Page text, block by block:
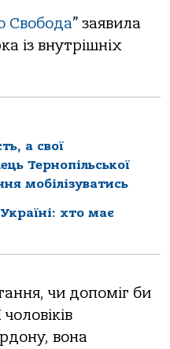
Свобода” заявила
із внутрішніх
а свої
Тернопільської
мобілізуватись
хто має
чи допоміг би
вона